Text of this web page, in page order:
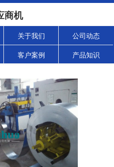
商机
关于我们 公司动态
客户案例 产品知识